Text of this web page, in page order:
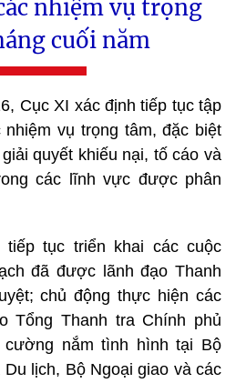
nhiệm vụ trọng
cuối năm
Cục XI xác định tiếp tục tập
vụ trọng tâm, đặc biệt
quyết khiếu nại, tố cáo và
các lĩnh vực được phân
tục triển khai các cuộc
đã được lãnh đạo Thanh
chủ động thực hiện các
Tổng Thanh tra Chính phủ
nắm tình hình tại Bộ
lịch, Bộ Ngoại giao và các